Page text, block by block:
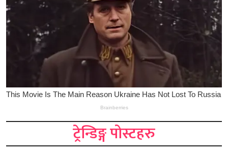
ट्रेन्डिङ्ग पोस्टहरु